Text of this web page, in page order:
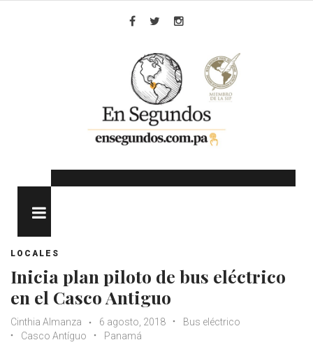
LOCALES
Inicia plan piloto de bus eléctrico
en el Casco Antiguo
Cinthia Almanza 6 agosto, 2018
Bus eléctrico
Casco Antíguo
Panamá